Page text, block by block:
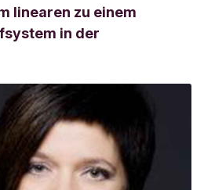
linearen zu einem
in der